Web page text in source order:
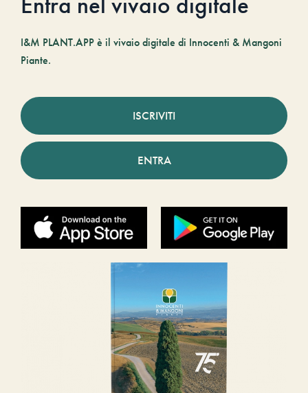
I&M PLANT.APP è il vivaio digitale di Innocenti & Mangoni
Piante.
ISCRIVITI
ENTRA